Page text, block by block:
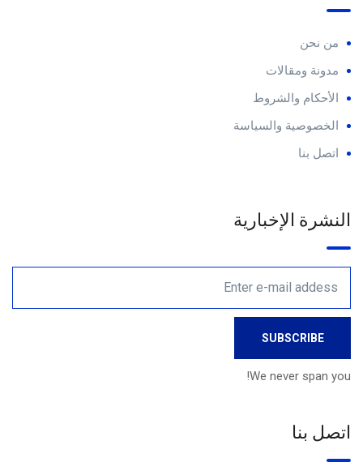
من نحن
مدونة ومقالات
الأحكام والشروط
الخصوصية والسياسة
اتصل بنا
النشرة الإخبارية
We never span you!
اتصل بنا